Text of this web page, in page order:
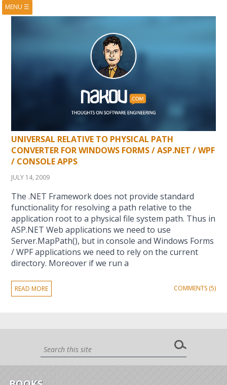
MENU ☰
UNIVERSAL RELATIVE TO PHYSICAL PATH
CONVERTER FOR WINDOWS FORMS / ASP.NET / WPF
/ CONSOLE APPS
JULY 14, 2009
The .NET Framework does not provide standard
functionality for resolving a path relative to the
application root to a physical file system path. Thus in
ASP.NET Web applications we need to use
Server.MapPath(), but in console and Windows Forms
/ WPF applications we need to rely on the current
directory. Moreover if we run a
READ MORE COMMENTS (5)